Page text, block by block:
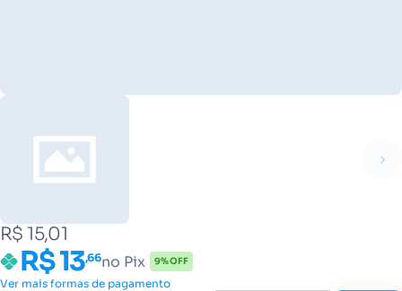
R$ 15,01
R$ 13,66no Pix 9% OFF
Ver mais formas de pagamento